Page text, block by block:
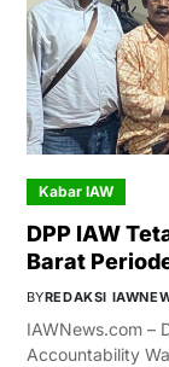
Kabar IAW
DPP IAW
Barat
BYREDAKSI
IAWNews.com –
Accountability